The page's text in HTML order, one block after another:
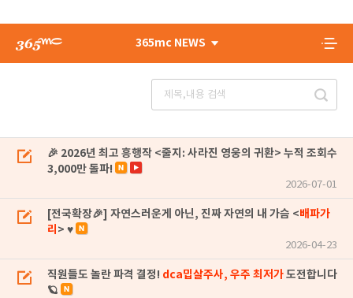
365mc NEWS
🎉 2026년 최고 흥행작 <줄지: 사라진 영웅의 귀환> 누적 조회수
3,000만 돌파!
2026-07-01
[전국확장🎉] 자연스러운게 아닌, 진짜 자연의 내 가슴 <배파가
리 > ♥
2026-04-23
직원들도 놀란 파격 결정! dca밉살주사, 우주 최저가도전합니다
🪐